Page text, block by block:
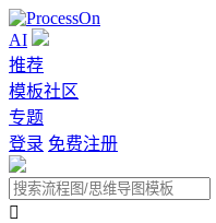
AI
推荐
模板社区
专题
登录 免费注册
